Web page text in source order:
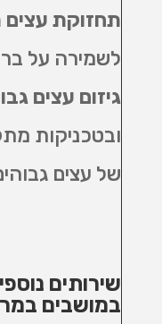
תחזוקת
לשמירה על
גיזום עצים
ובטכניקות
של עצים
שירותים
במושבים